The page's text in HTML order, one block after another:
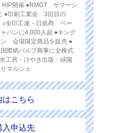
HIP開催 ●RMGT サマーシ
●印刷工業会 3回目の
○全印工連・日紙商 ペー
パンに4,000人超 ●キング
ン 会場限定商品を販売 ●
際紙パルプ商事に全株式
工房・けやき出版・緑陽
マルシェ
はこちら
入申込先